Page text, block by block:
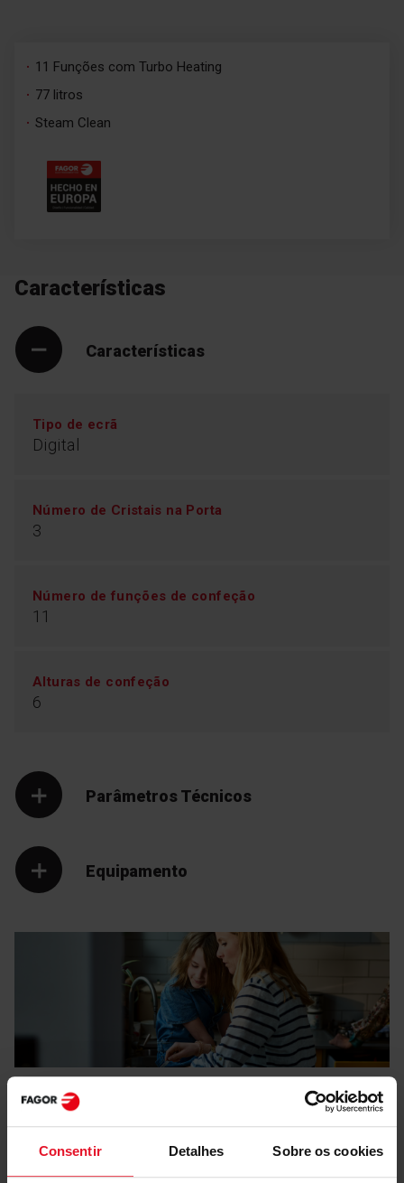
Consentir Detalhes Sobre os cookies
11 Funções com Turbo Heating
77 litros
Steam Clean
Características
Características
Tipo de ecrã
Digital
Número de Cristais na Porta
3
Número de funções de confeção
11
Alturas de confeção
6
Parâmetros Técnicos
Equipamento
Manuais e Transferências
Rótulo energético